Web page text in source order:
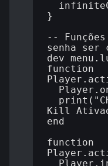
}
-- Funções
senha ser
function
Kill
end
function